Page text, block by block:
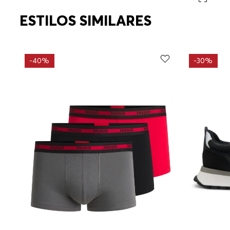
ESTILOS SIMILARES
-40% -30%